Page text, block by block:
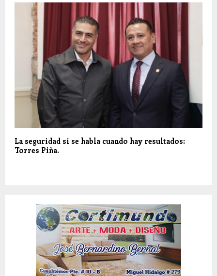
La seguridad sí se habla cuando hay resultados:
Torres Piña.